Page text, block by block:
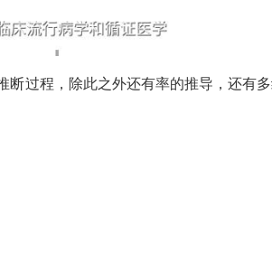
过程，除此之外还有率的推导，还有